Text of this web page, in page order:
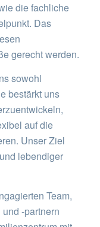
die fachliche
Das
gerecht werden.
sowohl
bestärkt uns
auf die
Unser Ziel
lebendiger
Team,
-partnern